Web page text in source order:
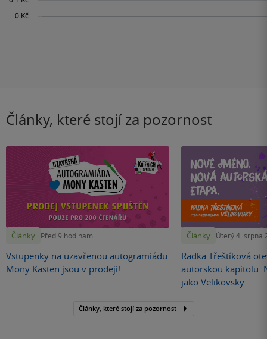
Články, které stojí za pozornost
Články Před 9 hodinami
Vstupenky na uzavřenou autogramiádu
Mony Kasten jsou v prodeji!
Články Úterý 4. srpna
Radka Třeštíková
autorskou kapitolu.
jako Velikovsky
Články, které stojí za pozornost